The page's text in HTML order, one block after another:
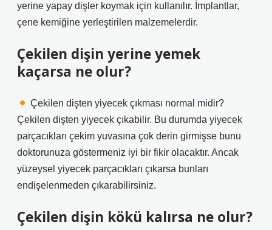
yerine yapay dişler koymak için kullanılır. İmplantlar,
çene kemiğine yerleştirilen malzemelerdir.
Çekilen dişin yerine yemek
kaçarsa ne olur?
Çekilen dişten yiyecek çıkması normal midir?
Çekilen dişten yiyecek çıkabilir. Bu durumda yiyecek
parçacıkları çekim yuvasına çok derin girmişse bunu
doktorunuza göstermeniz iyi bir fikir olacaktır. Ancak
yüzeysel yiyecek parçacıkları çıkarsa bunları
endişelenmeden çıkarabilirsiniz.
Çekilen dişin kökü kalırsa ne olur?